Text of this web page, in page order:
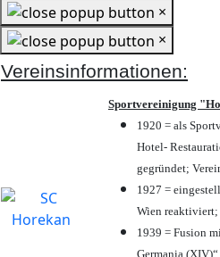
×
×
Vereinsinformationen:
Sportvereinigung
1920 = als
Hotel-
gegründet;
1927 =
Wien reaktiviert;
1939 = Fusion
Germania